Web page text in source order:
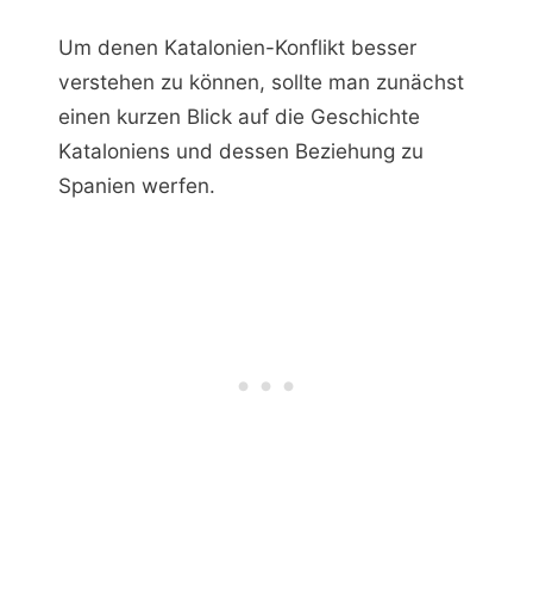
Um denen Katalonien-Konflikt besser
verstehen zu können, sollte man zunächst
einen kurzen Blick auf die Geschichte
Kataloniens und dessen Beziehung zu
Spanien werfen.